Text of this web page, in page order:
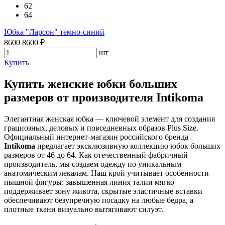
62
64
Юбка "Ларсон" темно-синий
8600 8600 ₽
шт
Купить
Купить женские юбки больших
размеров от производителя Intikoma
Элегантная женская юбка — ключевой элемент для создания
грациозных, деловых и повседневных образов Plus Size.
Официальный интернет-магазин российского бренда
Intikoma предлагает эксклюзивную коллекцию юбок больших
размеров от 46 до 64. Как отечественный фабричный
производитель, мы создаем одежду по уникальным
анатомическим лекалам. Наш крой учитывает особенности
пышной фигуры: завышенная линия талии мягко
поддерживает зону живота, скрытые эластичные вставки
обеспечивают безупречную посадку на любые бедра, а
плотные ткани визуально вытягивают силуэт.